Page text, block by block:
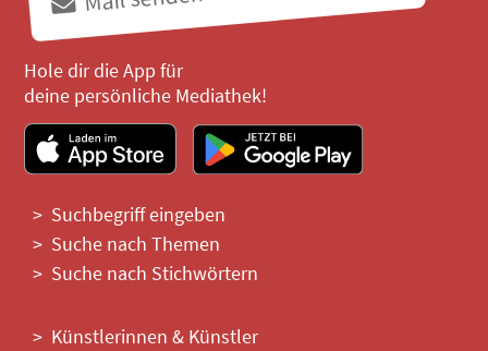
Hole dir die App für
deine persönliche Mediathek!
Suchbegriff eingeben
Suche nach Themen
Suche nach Stichwörtern
Künstlerinnen & Künstler